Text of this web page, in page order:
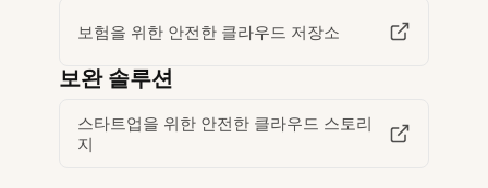
보험을 위한 안전한 클라우드 저장소
보완 솔루션
스타트업을 위한 안전한 클라우드 스토리
지